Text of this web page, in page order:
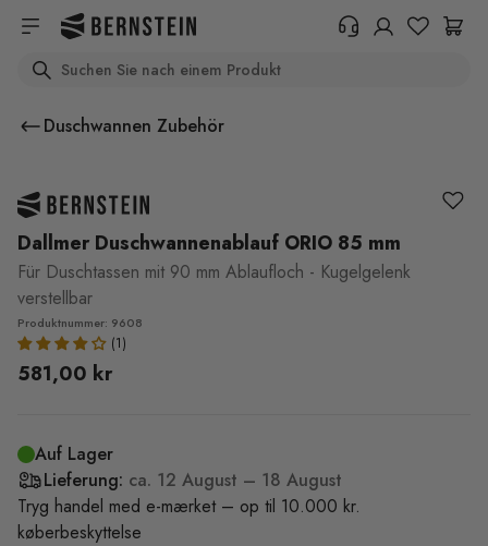
Skip to main content
+49 614 55 98 830
Rückgabebedingungen,
Search
Duschwannen Zubehör
Dallmer Duschwannenablauf ORIO 85 mm
Für Duschtassen mit 90 mm Ablaufloch - Kugelgelenk
verstellbar
Produktnummer: 9608
581,00 kr
Auf Lager
Lieferung: ca. 12 August – 18 August
Tryg handel med e-mærket – op til 10.000 kr.
køberbeskyttelse